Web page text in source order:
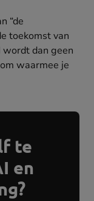
“de
toekomst van
wordt dan geen
waarmee je
te
en